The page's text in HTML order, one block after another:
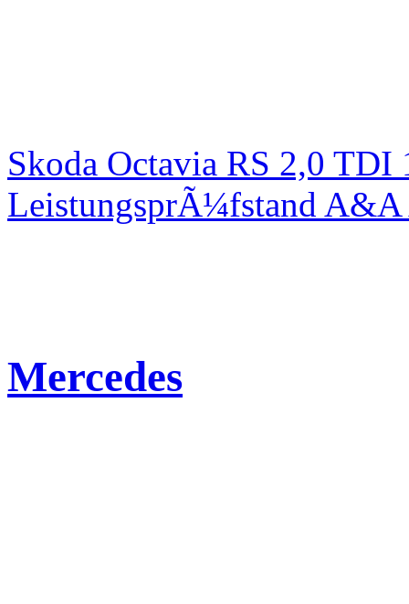
Skoda Octavia RS 2,0
LeistungsprÃ¼fstand
Mercedes